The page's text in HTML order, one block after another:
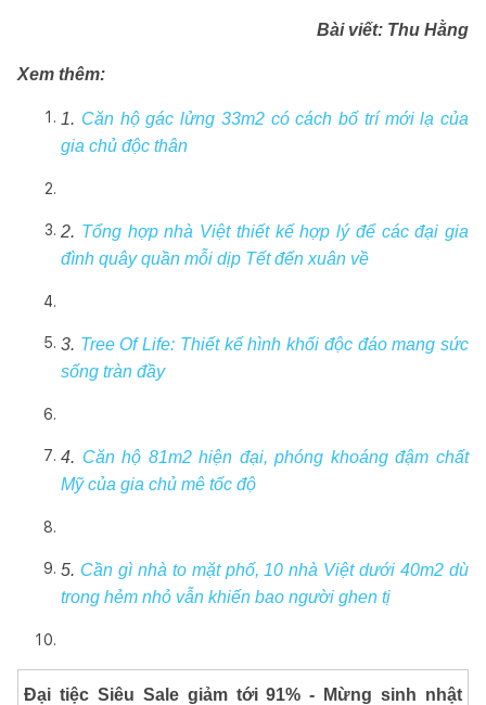
Bài viết: Thu Hằng
Xem thêm:
1. Căn hộ gác lửng 33m2 có cách bố trí mới lạ của
gia chủ độc thân
2. Tổng hợp nhà Việt thiết kế hợp lý để các đại gia
đình quây quần mỗi dịp Tết đến xuân về
3. Tree Of Life: Thiết kế hình khối độc đáo mang sức
sống tràn đầy
4. Căn hộ 81m2 hiện đại, phóng khoáng đậm chất
Mỹ của gia chủ mê tốc độ
5. Cần gì nhà to mặt phố, 10 nhà Việt dưới 40m2 dù
trong hẻm nhỏ vẫn khiến bao người ghen tị
Đại tiệc Siêu Sale giảm tới 91% - Mừng sinh nhật